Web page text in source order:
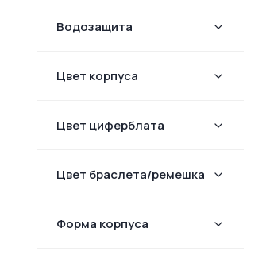
Водозащита
Цвет корпуса
Цвет циферблата
Цвет браслета/ремешка
Форма корпуcа